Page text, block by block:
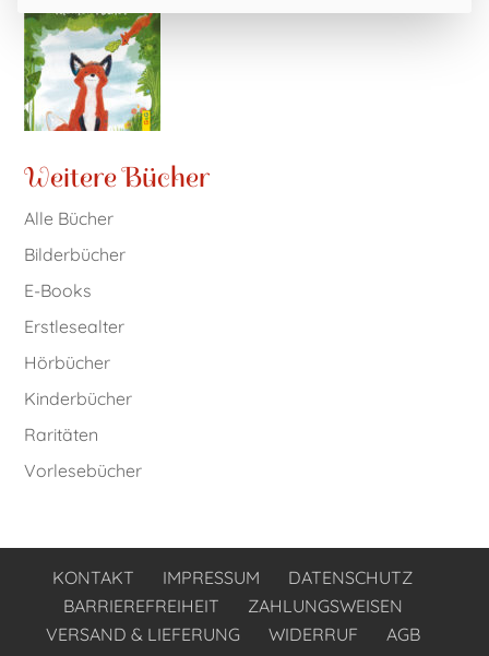
Weitere Bücher
Alle Bücher
Bilderbücher
E-Books
Erstlesealter
Hörbücher
Kinderbücher
Raritäten
Vorlesebücher
KONTAKT IMPRESSUM
DATENSCHUTZ
BARRIEREFREIHEIT
ZAHLUNGSWEISEN
VERSAND & LIEFERUNG
WIDERRUF AGB